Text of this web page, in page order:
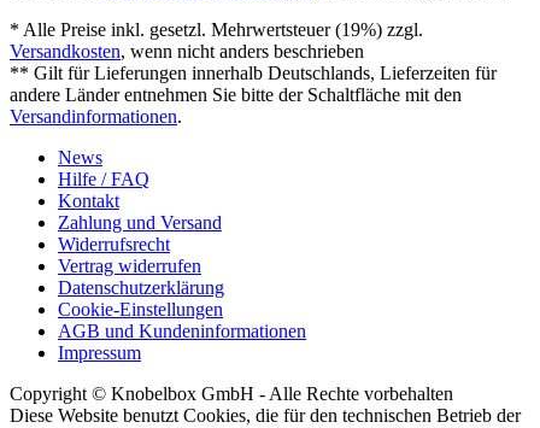
* Alle Preise inkl. gesetzl. Mehrwertsteuer (19%) zzgl.
Versandkosten, wenn nicht anders beschrieben
** Gilt für Lieferungen innerhalb Deutschlands, Lieferzeiten für
andere Länder entnehmen Sie bitte der Schaltfläche mit den
Versandinformationen.
News
Hilfe / FAQ
Kontakt
Zahlung und Versand
Widerrufsrecht
Vertrag widerrufen
Datenschutzerklärung
Cookie-Einstellungen
AGB und Kundeninformationen
Impressum
Copyright © Knobelbox GmbH - Alle Rechte vorbehalten
Diese Website benutzt Cookies, die für den technischen Betrieb der